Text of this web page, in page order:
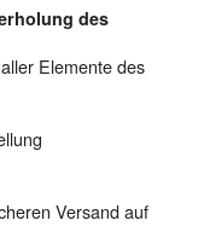
des
Elemente des
Versand auf